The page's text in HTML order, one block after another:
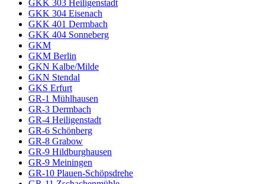
GKK 303 Heiligenstadt
GKK 304 Eisenach
GKK 401 Dermbach
GKK 404 Sonneberg
GKM
GKM Berlin
GKN Kalbe/Milde
GKN Stendal
GKS Erfurt
GR-1 Mühlhausen
GR-3 Dermbach
GR-4 Heiligenstadt
GR-6 Schönberg
GR-8 Grabow
GR-9 Hildburghausen
GR-9 Meiningen
GR-10 Plauen-Schöpsdrehe